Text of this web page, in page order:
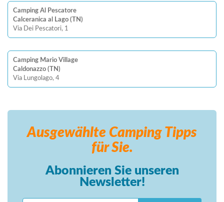
Camping Al Pescatore
Calceranica al Lago (TN)
Via Dei Pescatori, 1
Camping Mario Village
Caldonazzo (TN)
Via Lungolago, 4
Ausgewählte Camping Tipps
für Sie.
Abonnieren Sie unseren
Newsletter!